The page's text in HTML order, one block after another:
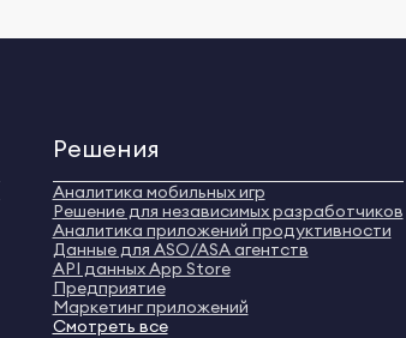
Решения
Аналитика мобильных игр
Решение для независимых разработчиков
Аналитика приложений продуктивности
Данные для ASO/ASA агентств
API данных App Store
Предприятие
Маркетинг приложений
Смотреть все